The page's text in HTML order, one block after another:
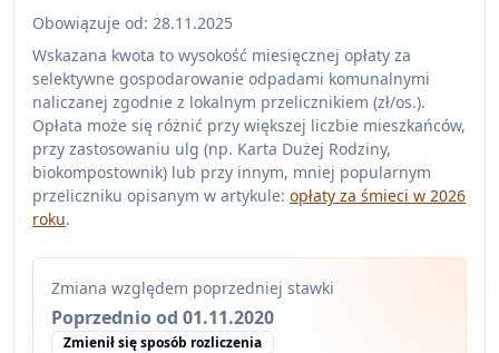
Obowiązuje od: 28.11.2025
Wskazana kwota to wysokość miesięcznej opłaty za
selektywne gospodarowanie odpadami komunalnymi
naliczanej zgodnie z lokalnym przelicznikiem (zł/os.).
Opłata może się różnić przy większej liczbie mieszkańców,
przy zastosowaniu ulg (np. Karta Dużej Rodziny,
biokompostownik) lub przy innym, mniej popularnym
przeliczniku opisanym w artykule: opłaty za śmieci w 2026
roku.
Zmiana względem poprzedniej stawki
Poprzednio od 01.11.2020
Zmienił się sposób rozliczenia